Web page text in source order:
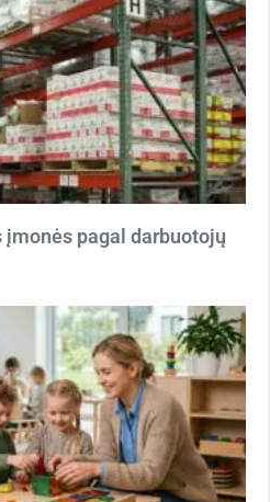
pagal darbuotojų